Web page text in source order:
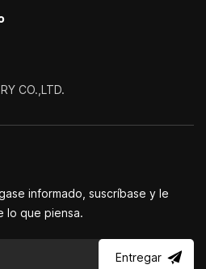
domésticas, pequeños
multifuncionales.
CO.,LTD.
informado, suscríbase y le
lo que piensa.
Entregar